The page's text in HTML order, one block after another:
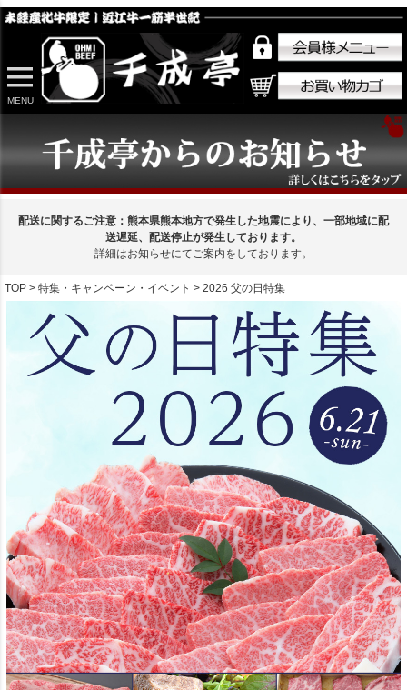
MENU
配送に関するご注意：熊本県熊本地方で発生した地震により、一部地域に配
送遅延、配送停止が発生しております。
詳細はお知らせにてご案内をしております。
TOP 特集・キャンペーン・イベント 2026 父の日特集